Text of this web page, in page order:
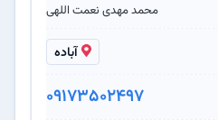
محمد مهدی نعمت اللهی
آباده
09173502497